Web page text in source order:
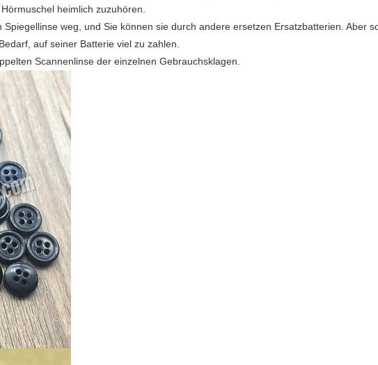
heimlich zuzuhören.
weg, und Sie können sie durch andere ersetzen Ersatzbatterien. Aber
auf seiner Batterie viel zu zahlen.
Scannenlinse der einzelnen Gebrauchsklagen.